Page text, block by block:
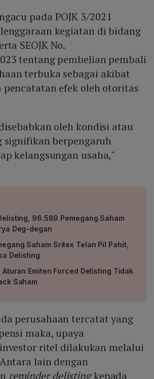
pada POJK 3/2021
kegiatan di bidang
SEOJK No.
tentang pembelian pembali
terbuka sebagai akibat
efek oleh otoritas
oleh kondisi atau
signifikan berpengaruh
kelangsungan usaha,"
96.589 Pemegang Saham
Deg-degan
Saham Sritex Telan Pil Pahit,
Delisting
Aturan Emiten Forced Delisting Tidak
Saham
perusahaan tercatat yang
maka, upaya
ritel dilakukan melalui
lain dengan
reminder delistingkepada